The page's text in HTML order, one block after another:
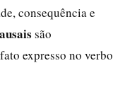
consequência e
são
expresso no verbo